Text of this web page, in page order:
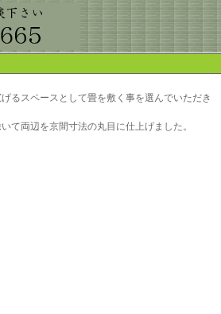
るスペースとして畳を敷く事を選んでいただき
て両辺を京間寸法の丸目に仕上げました。